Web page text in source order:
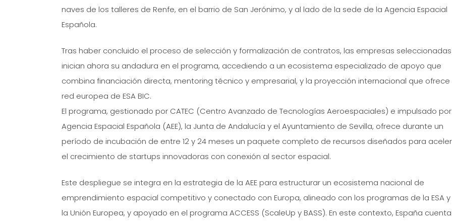
naves de los talleres de Renfe, en el barrio de San Jerónimo, y al lado de la sede de la Agencia Espacial
Española.
Tras haber concluido el proceso de selección y formalización de contratos, las empresas seleccionadas
inician ahora su andadura en el programa, accediendo a un ecosistema especializado de apoyo que
combina financiación directa, mentoring técnico y empresarial, y la proyección internacional que ofrece
red europea de ESA BIC.
El programa, gestionado por CATEC (Centro Avanzado de Tecnologías Aeroespaciales) e impulsado
Agencia Espacial Española (AEE), la Junta de Andalucía y el Ayuntamiento de Sevilla, ofrece durante un
período de incubación de entre 12 y 24 meses un paquete completo de recursos diseñados para
el crecimiento de startups innovadoras con conexión al sector espacial.
Este despliegue se integra en la estrategia de la AEE para estructurar un ecosistema nacional de
emprendimiento espacial competitivo y conectado con Europa, alineado con los programas de la ESA
la Unión Europea, y apoyado en el programa ACCESS (ScaleUp y BASS). En este contexto, España